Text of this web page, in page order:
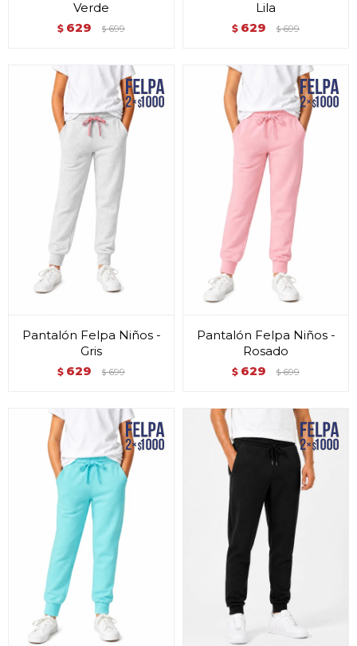
Verde
$ 629 $ 699
Lila
$ 629 $ 699
Pantalón Felpa Niños -
Gris
$ 629 $ 699
Pantalón Felpa Niños -
Rosado
$ 629 $ 699